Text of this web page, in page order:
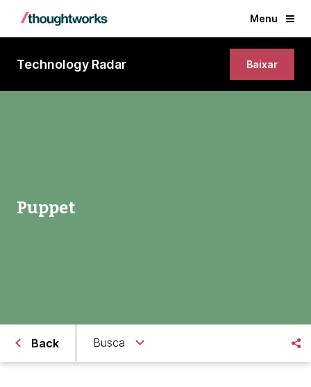
Menu
Technology Radar Baixar
Puppet
Back Busca